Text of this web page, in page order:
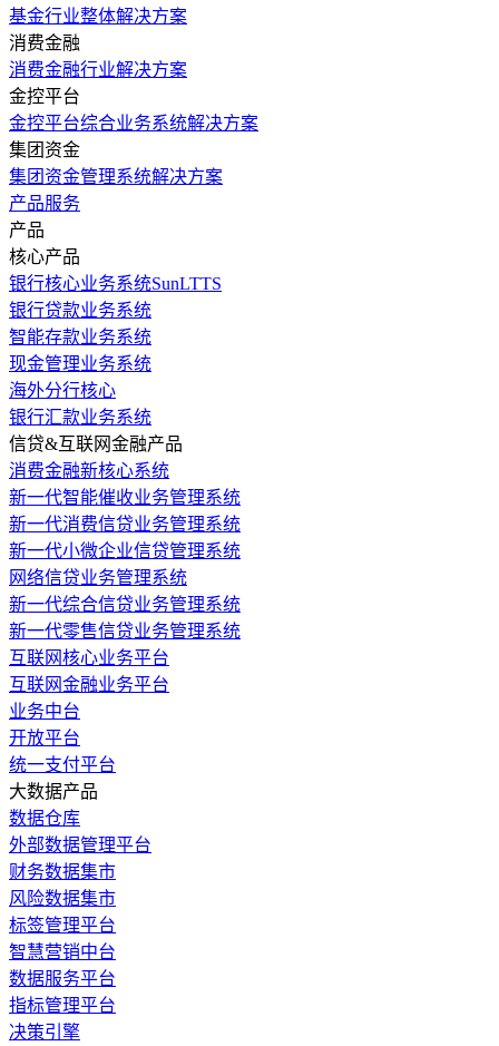
基金行业整体解决方案
消费金融
消费金融行业解决方案
金控平台
金控平台综合业务系统解决方案
集团资金
集团资金管理系统解决方案
产品服务
产品
核心产品
银行核心业务系统SunLTTS
银行贷款业务系统
智能存款业务系统
现金管理业务系统
海外分行核心
银行汇款业务系统
信贷&互联网金融产品
消费金融新核心系统
新一代智能催收业务管理系统
新一代消费信贷业务管理系统
新一代小微企业信贷管理系统
网络信贷业务管理系统
新一代综合信贷业务管理系统
新一代零售信贷业务管理系统
互联网核心业务平台
互联网金融业务平台
业务中台
开放平台
统一支付平台
大数据产品
数据仓库
外部数据管理平台
财务数据集市
风险数据集市
标签管理平台
智慧营销中台
数据服务平台
指标管理平台
决策引擎